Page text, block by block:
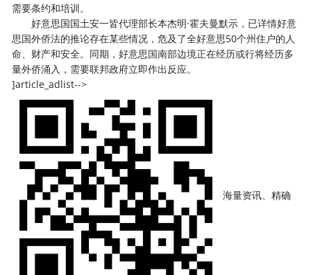
需要条约和培训。
好意思国国土安一皆代理部长本杰明·霍夫曼默示，已详情好意
思国外侨法的推论存在某些情况，危及了全好意思50个州住户的人
命、财产和安全。同期，好意思国南部边境正在经历或行将经历多
量外侨涌入，需要联邦政府立即作出反应。
]article_adlist-->
海量资讯、精确